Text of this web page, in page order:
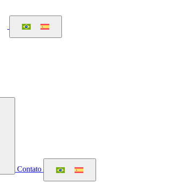
Contato